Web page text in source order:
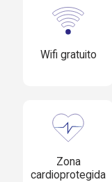
Wifi gratuito
Zona
cardioprotegida